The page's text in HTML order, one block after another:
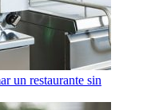
un restaurante sin